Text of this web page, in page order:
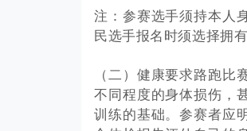
注：参赛选手须持本人
民选手报名时须选择拥
（二）健康要求路跑
不同程度的身体损伤，
训练的基础。参赛者应